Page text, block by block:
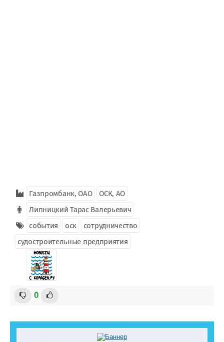
Газпромбанк, ОАО
ОСК, АО
Липницкий Тарас Валерьевич
события
оск
сотрудничество
судостроительные предприятия
0